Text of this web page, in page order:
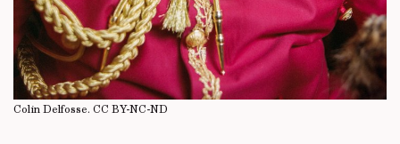
Colin Delfosse. CC BY-NC-ND